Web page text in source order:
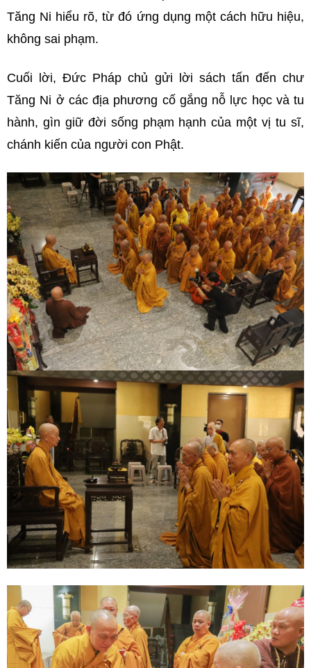
Tăng Ni hiểu rõ, từ đó ứng dụng một cách hữu hiệu,
không sai phạm.
Cuối lời, Đức Pháp chủ gửi lời sách tấn đến chư
Tăng Ni ở các địa phương cố gắng nỗ lực học và tu
hành, gìn giữ đời sống phạm hạnh của một vị tu sĩ,
chánh kiến của người con Phật.